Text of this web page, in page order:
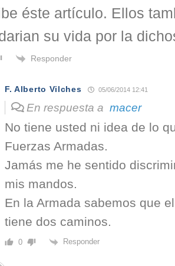
éste artículo. Ellos
su vida por la
Responder
F. Alberto Vilches 05/06/2014 12:41
En respuesta a macer
No tiene usted ni idea de lo
Fuerzas Armadas.
Jamás me he sentido
mis mandos.
En la Armada sabemos que
tiene dos caminos.
0 Responder